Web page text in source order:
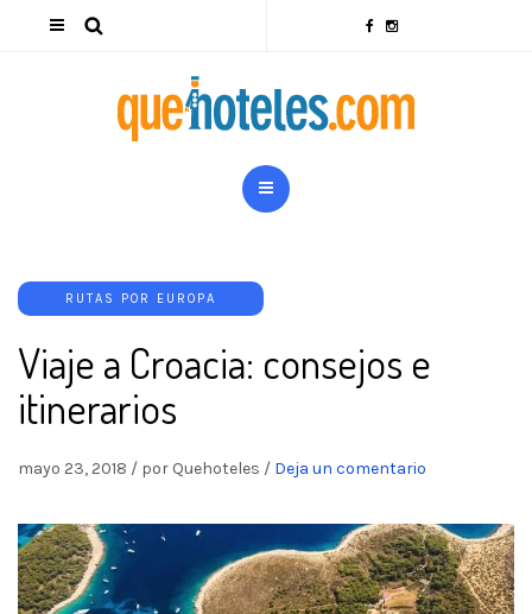
RUTAS POR EUROPA
Viaje a Croacia: consejos e
itinerarios
mayo 23, 2018 / por Quehoteles / Deja un comentario